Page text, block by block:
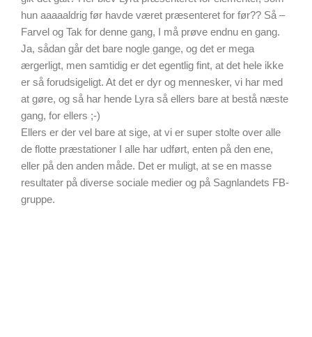
hun aaaaaldrig før havde været præsenteret for før?? Så –
Farvel og Tak for denne gang, I må prøve endnu en gang.
Ja, sådan går det bare nogle gange, og det er mega
ærgerligt, men samtidig er det egentlig fint, at det hele ikke
er så forudsigeligt. At det er dyr og mennesker, vi har med
at gøre, og så har hende Lyra så ellers bare at bestå næste
gang, for ellers ;-)
Ellers er der vel bare at sige, at vi er super stolte over alle
de flotte præstationer I alle har udført, enten på den ene,
eller på den anden måde. Det er muligt, at se en masse
resultater på diverse sociale medier og på Sagnlandets FB-
gruppe.